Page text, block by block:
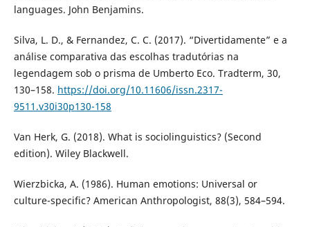
languages. John Benjamins.
Silva, L. D., & Fernandez, C. C. (2017). “Divertidamente” e a
análise comparativa das escolhas tradutórias na
legendagem sob o prisma de Umberto Eco. Tradterm, 30,
130–158. https://doi.org/10.11606/issn.2317-
9511.v30i30p130-158
Van Herk, G. (2018). What is sociolinguistics? (Second
edition). Wiley Blackwell.
Wierzbicka, A. (1986). Human emotions: Universal or
culture-specific? American Anthropologist, 88(3), 584–594.